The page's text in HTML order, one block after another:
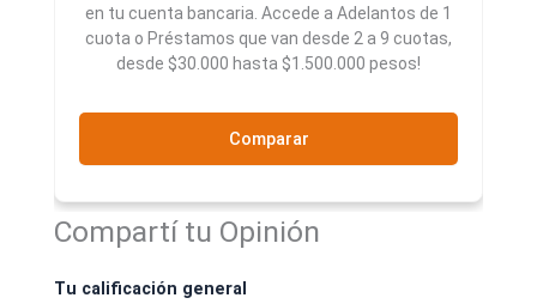
en tu cuenta bancaria. Accede a Adelantos de 1
cuota o Préstamos que van desde 2 a 9 cuotas,
desde $30.000 hasta $1.500.000 pesos!
Comparar
Compartí tu Opinión
Tu calificación general